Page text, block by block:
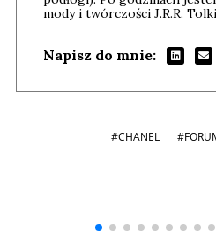
mody i twórczości J.R.R.
Napisz do mnie:
#CHANEL